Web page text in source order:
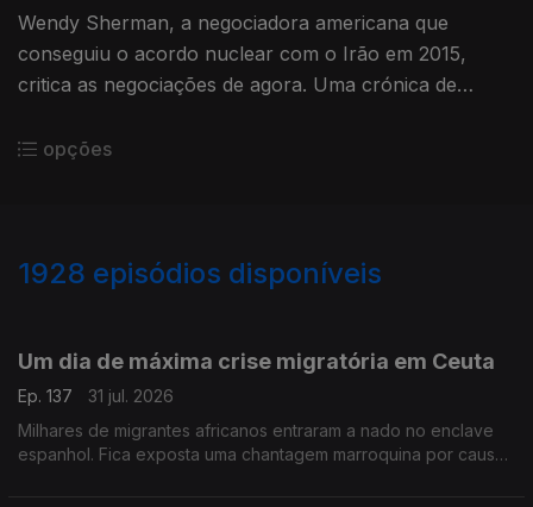
Wendy Sherman, a negociadora americana que
conseguiu o acordo nuclear com o Irão em 2015,
critica as negociações de agora. Uma crónica de
opções
1928 episódios disponíveis
Um dia de máxima crise migratória em Ceuta
Ep. 137
31 jul. 2026
Milhares de migrantes africanos entraram a nado no enclave
espanhol. Fica exposta uma chantagem marroquina por causa